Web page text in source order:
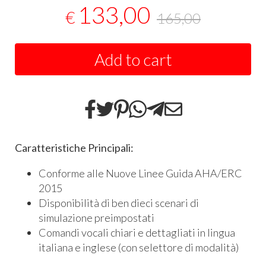
€ 133,00 165,00
Add to cart
Caratteristiche Principali:
Conforme alle Nuove Linee Guida AHA/ERC
2015
Disponibilità di ben dieci scenari di
simulazione preimpostati
Comandi vocali chiari e dettagliati in lingua
italiana e inglese (con selettore di modalità)